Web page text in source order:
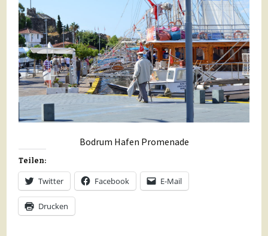
Bodrum Hafen Promenade
Teilen:
Twitter Facebook E-Mail
Drucken